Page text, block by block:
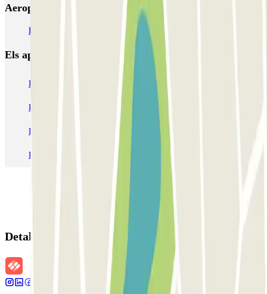
Aeropuerto de Zaragoza - General P1
Pàrquings a l'Aeroport de Saragossa (ZAZ)
Els aparcaments més reservats
Pàrquing a Barcelona
Pàrquing a Aeroport de Barcelona-El Prat (BCN)
Pàrquing T1 AENA Aeropuerto Barcelona-El Prat
Pàrquing a Madrid Pàrquing a Venecia
Detalls de la reserva